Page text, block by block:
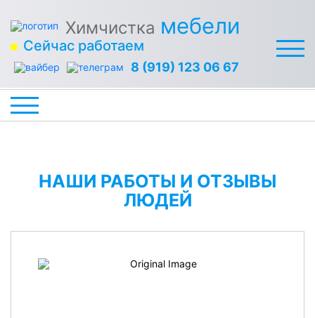
Химчистка мебели
Сейчас работаем
8 (919) 123 06 67
НАШИ РАБОТЫ И ОТЗЫВЫ
ЛЮДЕЙ